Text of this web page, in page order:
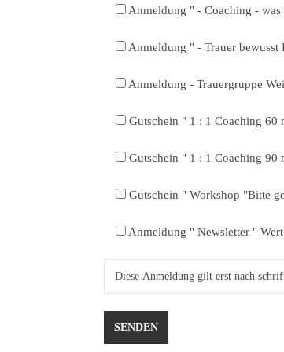
Anmeldung " - Coaching -
Anmeldung " - Trauer
Anmeldung - Trauergruppe
Gutschein " 1 : 1 Coaching 60
Gutschein " 1 : 1 Coaching 90
Gutschein " Workshop "Bitte
Anmeldung " Newsletter "